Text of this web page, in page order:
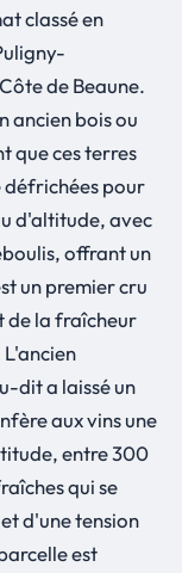
classé en
de Beaune.
ancien bois ou
que ces terres
pour
d'altitude, avec
offrant un
un premier cru
de la fraîcheur
dit a laissé un
aux vins une
entre 300
qui se
d'une tension
est